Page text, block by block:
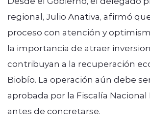
regional, Julio Anativa, afirmó
proceso con atención y
la importancia de atraer
contribuyan a la recuperación
Biobío. La operación aún debe
aprobada por la Fiscalía Nacional
antes de concretarse.